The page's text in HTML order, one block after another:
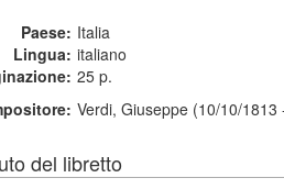
Paese: Italia
Lingua: italiano
25 p.
Verdi, Giuseppe (10/10/
del libretto